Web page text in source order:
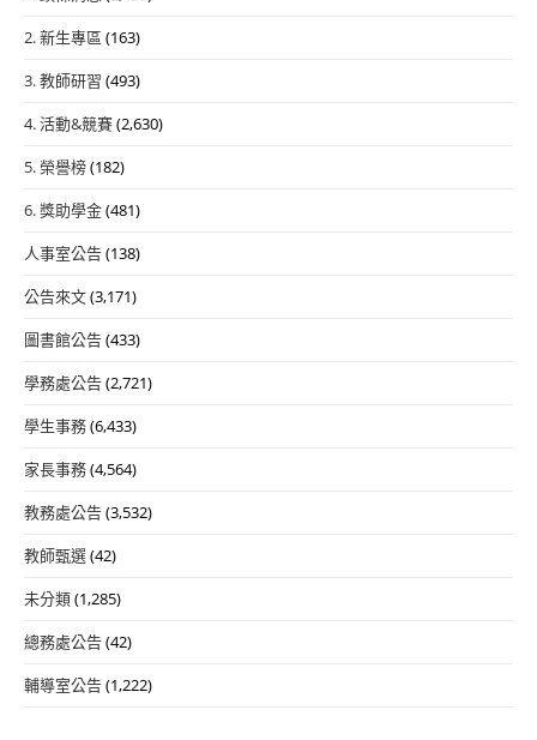
2. 新生專區 (163)
3. 教師研習 (493)
4. 活動&競賽(2,630)
5. 榮譽榜(182)
6. 獎助學金(481)
人事室公告(138)
公告來文(3,171)
圖書館公告(433)
學務處公告(2,721)
學生事務(6,433)
家長事務(4,564)
教務處公告(3,532)
教師甄選(42)
未分類(1,285)
總務處公告(42)
輔導室公告(1,222)